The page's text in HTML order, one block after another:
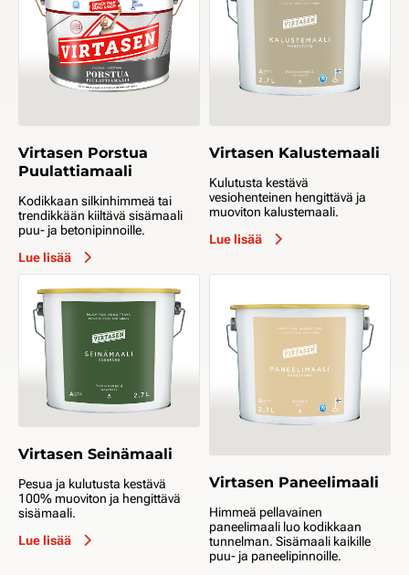
Virtasen Porstua
Puulattiamaali
Kodikkaan silkinhimmeä tai
trendikkään kiiltävä sisämaali
puu- ja betonipinnoille.
Lue lisää
Virtasen Kalustemaali
Kulutusta kestävä
vesiohenteinen hengittävä ja
muoviton kalustemaali.
Lue lisää
Virtasen Seinämaali
Pesua ja kulutusta kestävä
100% muoviton ja hengittävä
sisämaali.
Lue lisää
Virtasen Paneelimaali
Himmeä pellavainen
paneelimaali luo kodikkaan
tunnelman. Sisämaali kaikille
puu- ja paneelipinnoille.